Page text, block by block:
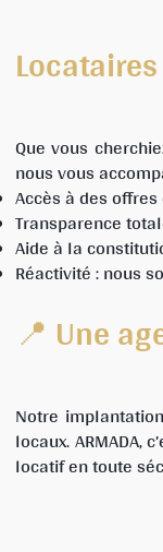
Que vous
nous vous
Accès à des
Transparence
Aide à la
Réactivité : nous
📍 Une
Notre
locaux. ARMADA,
locatif en toute